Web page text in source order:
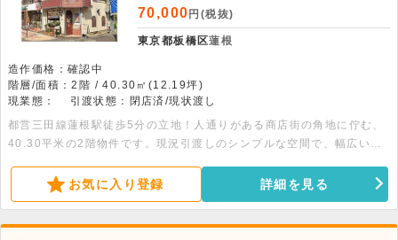
70,000 円(税抜)
東京都板橋区蓮根
造作価格：確認中
階層/面積：2階 / 40.30㎡(12.19坪)
現業態：
引渡状態：閉店済/現状渡し
都営三田線蓮根駅徒歩5分の立地！人通りがある商店街の角地に佇む、
40.30平米の2階物件です。現況引渡しのシンプルな空間で、幅広い業
お気に入り登録 詳細を見る